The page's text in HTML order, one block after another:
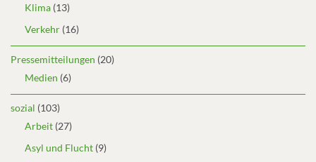
Klima (13)
Verkehr (16)
Pressemitteilungen (20)
Medien (6)
sozial (103)
Arbeit (27)
Asyl und Flucht (9)